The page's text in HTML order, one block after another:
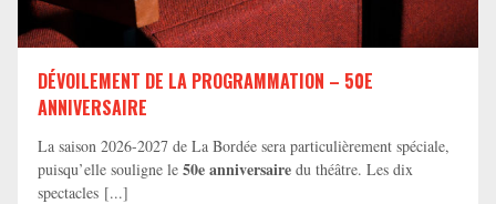
DÉVOILEMENT DE LA PROGRAMMATION – 50E
ANNIVERSAIRE
La saison 2026-2027 de La Bordée sera particulièrement spéciale,
puisqu’elle souligne le 50e anniversaire du théâtre. Les dix
spectacles [...]